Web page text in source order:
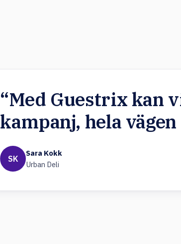
“Med Guestrix kan
kampanj, hela
SK
Sara Kokk
Urban Deli